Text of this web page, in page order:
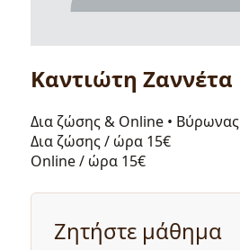
Καντιώτη Ζαννέτα
Δια ζώσης & Online • Βύρωνας
Δια ζώσης / ώρα 15€
Online / ώρα 15€
Ζητήστε μάθημα